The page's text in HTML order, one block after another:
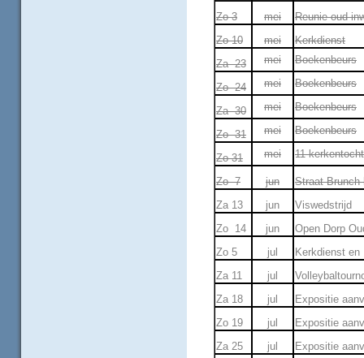
Zo 3
mei
Reunie oud
Zo 10
mei
Kerkdienst
Za 23
mei Boekenbeurs
Zo 24 mei Boekenbeurs
Za 30 mei Boekenbeurs
Zo 31 mei Boekenbeurs
Zo 31 mei 11
Zo 7 jun
Straat Brunch
Za 13
jun
Viswedstrijd
Zo 14
jun
Open Dorp
Zo 5
jul
Kerkdienst en
Za 11
jul
Za 18
jul
Expositie
Zo 19
jul
Expositie
Za 25
jul
Expositie